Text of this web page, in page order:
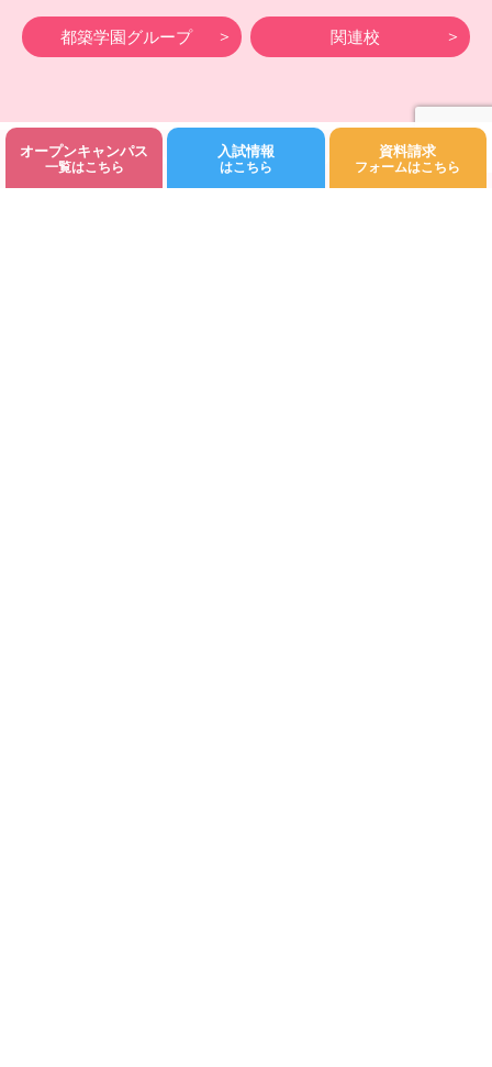
オープンキャンパス
一覧はこちら
入試情報
はこちら
資料請求
フォームはこちら
都築学園グループ 関連校
©Fukuoka Kodomo Junior College 都築学園.All rights reserved.